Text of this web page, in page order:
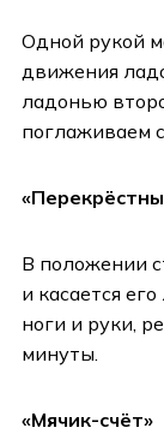
Одной рукой
движения
ладонью
поглаживаем
В положении
и касается
ноги и руки,
минуты.
«Мячик-счёт»